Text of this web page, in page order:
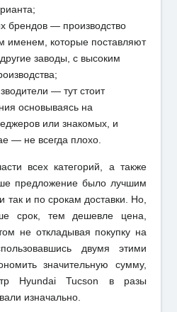
брендов — производство
именем, которые поставляют
заводы, с высоким
— тут стоит
основываясь на
или знакомых, и
— не всегда плохо.
всех категорий, а также
предложение было лучшим
так и по срокам доставки. Но,
срок, тем дешевле цена,
не откладывая покупку на
двумя этими
значительную сумму,
Hyundai Tucson в разы
изначально.